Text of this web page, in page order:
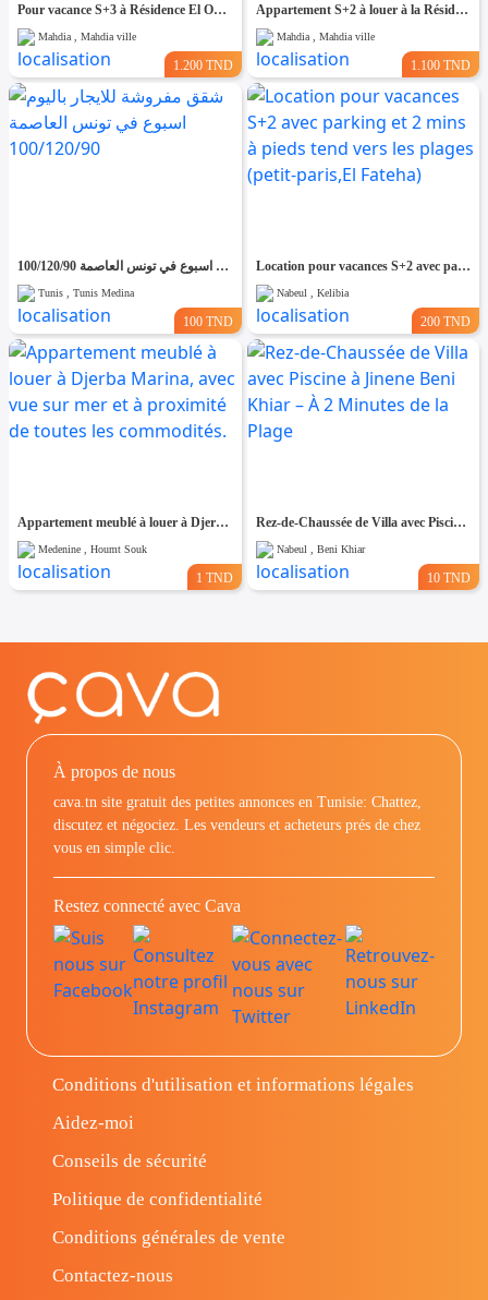
Pour vacance S+3 à Résidence El Ons à Baghdedi Mahdia
Mahdia , Mahdia ville
1.200 TND
Appartement S+2 à louer à la Résidence El Ons Baghdedi Mahdia
Mahdia , Mahdia ville
1.100 TND
شقق مفروشة للايجار باليوم اسبوع في تونس العاصمة 100/120/90
Tunis , Tunis Medina
100 TND
Location pour vacances S+2 avec parking et 2 mins à pieds tend vers les plages (petit-paris,El Fateha)
Nabeul , Kelibia
200 TND
Appartement meublé à louer à Djerba Marina, avec vue sur mer et à proximité de toutes les commodités.
Medenine , Houmt Souk
1 TND
Rez-de-Chaussée de Villa avec Piscine à Jinene Beni Khiar – À 2 Minutes de la Plage
Nabeul , Beni Khiar
10 TND
À propos de nous
cava.tn site gratuit des petites annonces en Tunisie: Chattez,
discutez et négociez. Les vendeurs et acheteurs prés de chez
vous en simple clic.
Restez connecté avec Cava
Conditions d'utilisation et informations légales
Aidez-moi
Conseils de sécurité
Politique de confidentialité
Conditions générales de vente
Contactez-nous